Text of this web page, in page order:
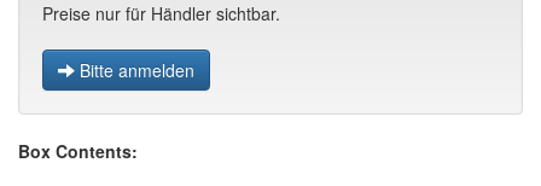
Preise nur für Händler sichtbar.
Bitte anmelden
Box Contents: